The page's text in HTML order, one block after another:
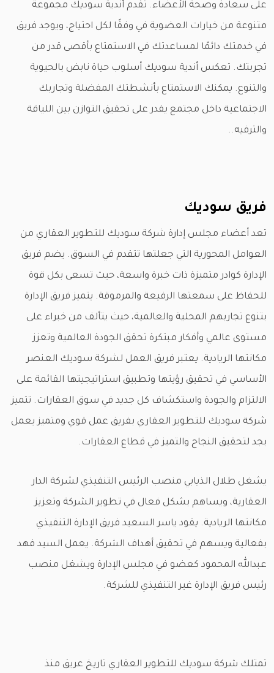
على سعادة وصحة الأعضاء. تقدم أندية سوديك مجموعة
متنوعة من خيارات العضوية في وفقًا لكل احتياج، ويوجد فريق
في خدمتك دائمًا لمساعدتك في الاستمتاع بأقصى قدر من
تجربتك. تعكس أندية سوديك أسلوب حياة نابض بالحيوية
والتنوع. يمكنك الاستمتاع بأنشطتك المفضلة وتجاربك
الاجتماعية داخل مجتمع يقدر على تحقيق التوازن بين اللياقة
والترفيه..
فريق سوديك
تعد أعضاء مجلس إدارة شركة سوديك للتطوير العقاري من
العوامل المحورية التي جعلتها تتقدم في السوق. يضم فريق
الإدارة كوادر متميزة ذات خبرة واسعة، حيث تسعى بكل قوة
للحفاظ على سمعتها الرفيعة والمرموقة. يتميز فريق الإدارة
بتنوع تجاربهم المحلية والعالمية، حيث يتألف من خبراء على
مستوى عالمي وأفكار مبتكرة تحقق الجودة العالمية وتعزز
مكانتها الريادية. يعتبر فريق العمل لشركة سوديك العنصر
الأساسي في تحقيق رؤيتها وتطبيق استراتيجيتها القائمة على
الالتزام والجودة واستكشاف كل جديد في سوق العقارات. تتميز
شركة سوديك للتطوير العقاري بفريق عمل قوي ومتميز يعمل
بجد لتحقيق النجاح والتميز في قطاع العقارات.
يشغل طلال الذيابي منصب الرئيس التنفيذي لشركة الدار
العقارية، ويساهم بشكل فعال في تطوير الشركة وتعزيز
مكانتها الريادية. يقود ياسر السعيد فريق الإدارة التنفيذي
بفعالية ويسهم في تحقيق أهداف الشركة. يعمل السيد فهد
عبدالله المحمود كعضو في مجلس الإدارة ويشغل منصب
رئيس فريق الإدارة غير التنفيذي للشركة.
تمتلك شركة سوديك للتطوير العقاري تاريخ عريق منذ